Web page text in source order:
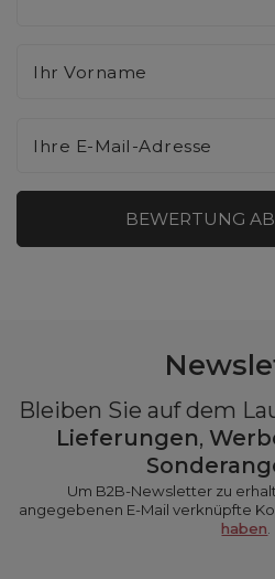
Ihr Vorname
Ihre E-Mail-Adresse
BEWERTUNG
Bleiben Sie auf dem
Lieferungen,
Um B2B-Newsletter zu
angegebenen E-Mail verknüpfte
haben.